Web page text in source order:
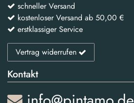
schneller Versand
kostenloser Versand ab 50,00 €
erstklassiger Service
Vertrag widerrufen
Kontakt